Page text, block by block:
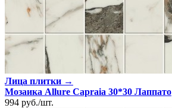
Лица плитки →
Мозаика Allure Capraia 30*30 Лаппато
994 руб./шт.